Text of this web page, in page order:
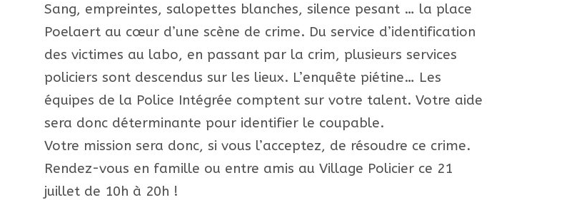
Sang, empreintes, salopettes blanches, silence pesant … la place
Poelaert au cœur d’une scène de crime. Du service d’identification
des victimes au labo, en passant par la crim, plusieurs services
policiers sont descendus sur les lieux. L’enquête piétine… Les
équipes de la Police Intégrée comptent sur votre talent. Votre aide
sera donc déterminante pour identifier le coupable.
Votre mission sera donc, si vous l’acceptez, de résoudre ce crime.
Rendez-vous en famille ou entre amis au Village Policier ce 21
juillet de 10h à 20h !